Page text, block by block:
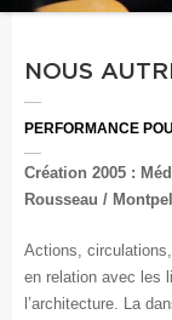
NOUS
PERFORMANCE
Création 2005 :
Rousseau /
Actions,
en relation avec les
l’architecture. La